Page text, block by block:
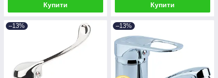
Купити Купити
–13% –13%